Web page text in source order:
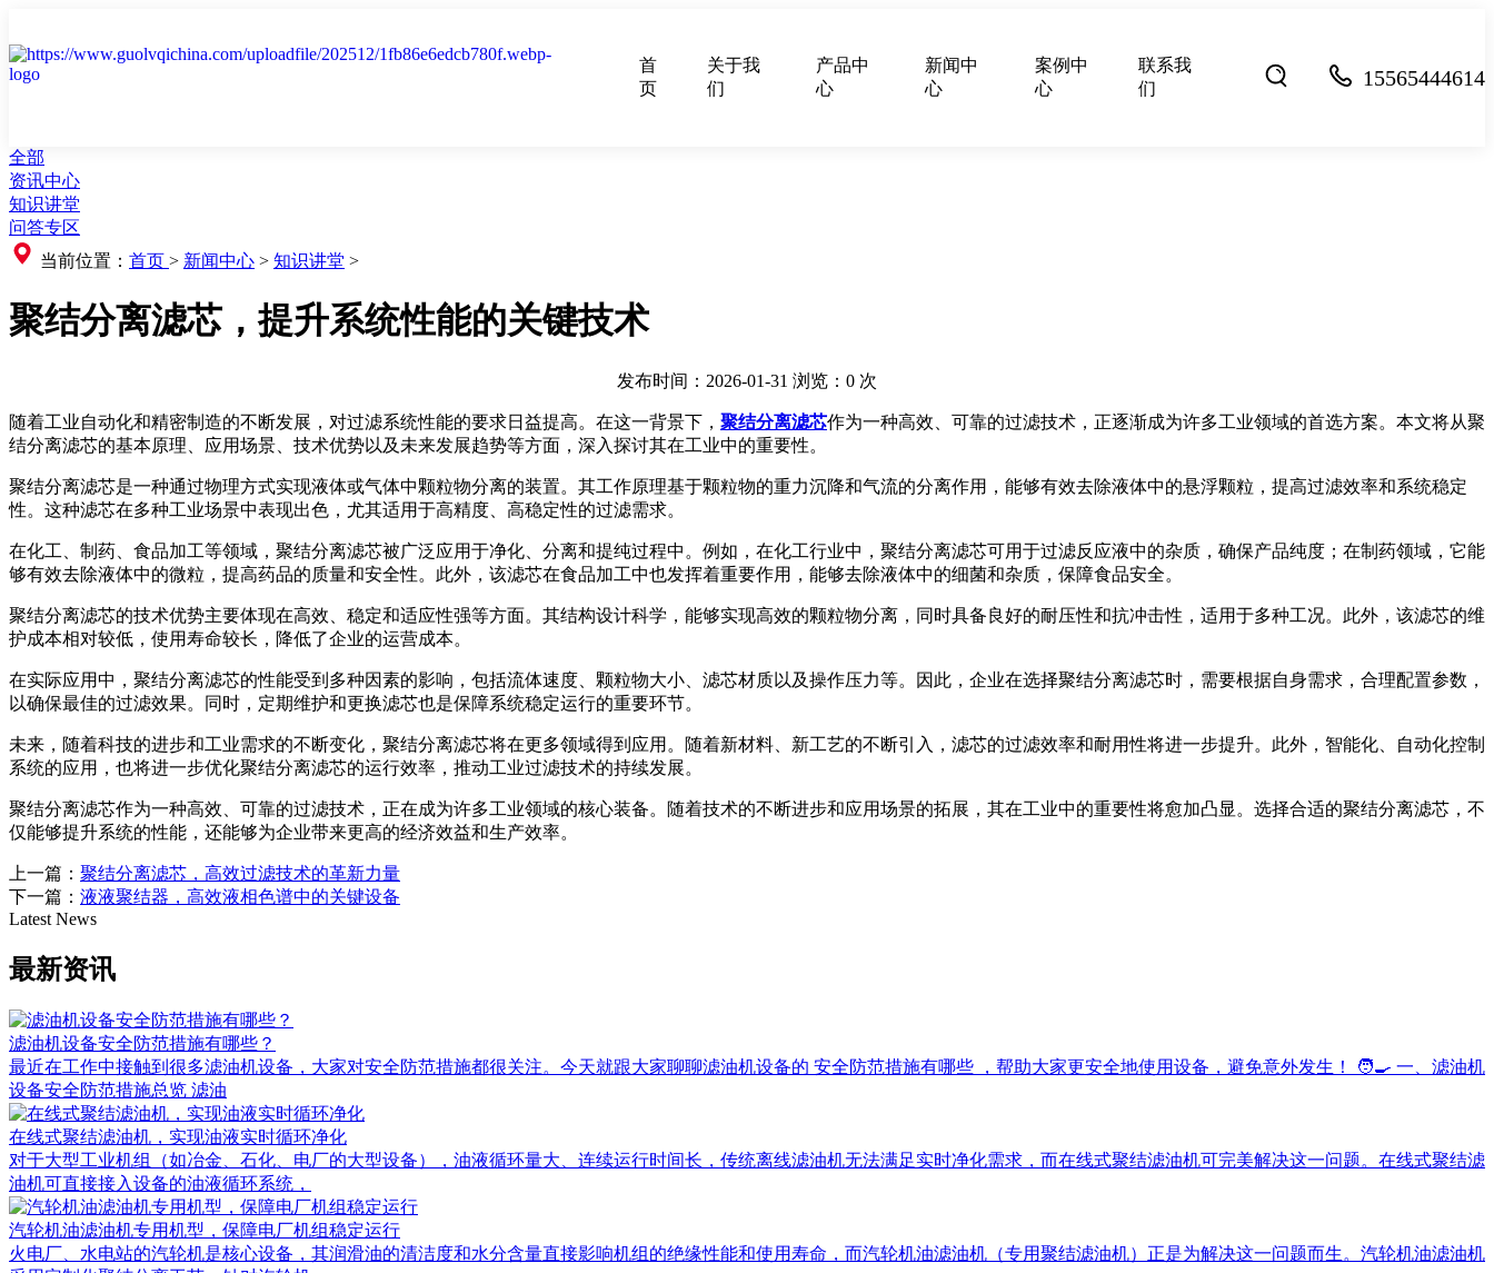
首
页
关于我
们
产品中
心
新闻中
心
案例中
心
联系我
们
15565444614
全部
资讯中心
知识讲堂
问答专区
当前位置： 首页 > 新闻中心 > 知识讲堂 >
聚结分离滤芯，提升系统性能的关键技术
发布时间：2026-01-31 浏览： 0 次
随着工业自动化和精密制造的不断发展，对过滤系统性能的要求日益提高。在这一背景下， 聚结分离滤芯作为一种高效、可靠的过滤技术，正逐渐成为许多工业领域的首选方案。本文将从聚
结分离滤芯的基本原理、应用场景、技术优势以及未来发展趋势等方面，深入探讨其在工业中的重要性。
聚结分离滤芯是一种通过物理方式实现液体或气体中颗粒物分离的装置。其工作原理基于颗粒物的重力沉降和气流的分离作用，能够有效去除液体中的悬浮颗粒，提高过滤效率和系统稳定
性。这种滤芯在多种工业场景中表现出色，尤其适用于高精度、高稳定性的过滤需求。
在化工、制药、食品加工等领域，聚结分离滤芯被广泛应用于净化、分离和提纯过程中。例如，在化工行业中，聚结分离滤芯可用于过滤反应液中的杂质，确保产品纯度；在制药领域，它能
够有效去除液体中的微粒，提高药品的质量和安全性。此外，该滤芯在食品加工中也发挥着重要作用，能够去除液体中的细菌和杂质，保障食品安全。
聚结分离滤芯的技术优势主要体现在高效、稳定和适应性强等方面。其结构设计科学，能够实现高效的颗粒物分离，同时具备良好的耐压性和抗冲击性，适用于多种工况。此外，该滤芯的维
护成本相对较低，使用寿命较长，降低了企业的运营成本。
在实际应用中，聚结分离滤芯的性能受到多种因素的影响，包括流体速度、颗粒物大小、滤芯材质以及操作压力等。因此，企业在选择聚结分离滤芯时，需要根据自身需求，合理配置参数，
以确保最佳的过滤效果。同时，定期维护和更换滤芯也是保障系统稳定运行的重要环节。
未来，随着科技的进步和工业需求的不断变化，聚结分离滤芯将在更多领域得到应用。随着新材料、新工艺的不断引入，滤芯的过滤效率和耐用性将进一步提升。此外，智能化、自动化控制
系统的应用，也将进一步优化聚结分离滤芯的运行效率，推动工业过滤技术的持续发展。
聚结分离滤芯作为一种高效、可靠的过滤技术，正在成为许多工业领域的核心装备。随着技术的不断进步和应用场景的拓展，其在工业中的重要性将愈加凸显。选择合适的聚结分离滤芯，不
仅能够提升系统的性能，还能够为企业带来更高的经济效益和生产效率。
上一篇： 聚结分离滤芯，高效过滤技术的革新力量
下一篇： 液液聚结器，高效液相色谱中的关键设备
Latest News
最新资讯
滤油机设备安全防范措施有哪些？
最近在工作中接触到很多滤油机设备，大家对安全防范措施都很关注。今天就跟大家聊聊滤油机设备的 安全防范措施有哪些 ，帮助大家更安全地使用设备，避免意外发生！ 🧑‍🍳 一、滤油机
设备安全防范措施总览 滤油
在线式聚结滤油机，实现油液实时循环净化
对于大型工业机组（如冶金、石化、电厂的大型设备），油液循环量大、连续运行时间长，传统离线滤油机无法满足实时净化需求，而在线式聚结滤油机可完美解决这一问题。在线式聚结滤
油机可直接接入设备的油液循环系统，
汽轮机油滤油机专用机型，保障电厂机组稳定运行
火电厂、水电站的汽轮机是核心设备，其润滑油的清洁度和水分含量直接影响机组的绝缘性能和使用寿命，而汽轮机油滤油机（专用聚结滤油机）正是为解决这一问题而生。汽轮机油滤油机